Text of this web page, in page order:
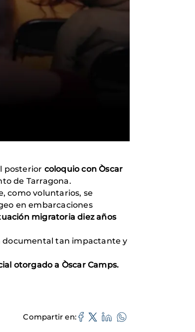
posterior coloquio con Òscar
de Tarragona.
como voluntarios, se
en embarcaciones
migratoria diez años
tan impactante y
otorgado a Òscar Camps.
Compartir en